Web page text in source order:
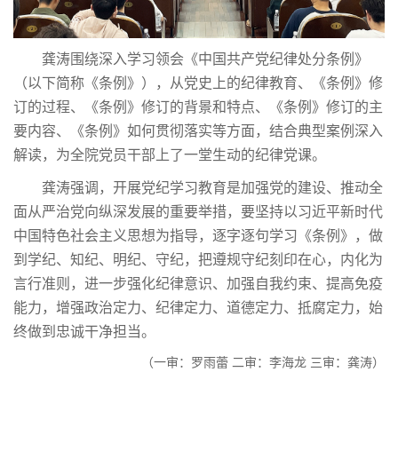
龚涛围绕深入学习领会《中国共产党纪律处分条例》
（以下简称《条例》），从党史上的纪律教育、《条例》修
订的过程、《条例》修订的背景和特点、《条例》修订的主
要内容、《条例》如何贯彻落实等方面，结合典型案例深入
解读，为全院党员干部上了一堂生动的纪律党课。
龚涛强调，开展党纪学习教育是加强党的建设、推动全
面从严治党向纵深发展的重要举措，要坚持以习近平新时代
中国特色社会主义思想为指导，逐字逐句学习《条例》，做
到学纪、知纪、明纪、守纪，把遵规守纪刻印在心，内化为
言行准则，进一步强化纪律意识、加强自我约束、提高免疫
能力，增强政治定力、纪律定力、道德定力、抵腐定力，始
终做到忠诚干净担当。
（一审：罗雨蕾 二审：李海龙 三审：龚涛）